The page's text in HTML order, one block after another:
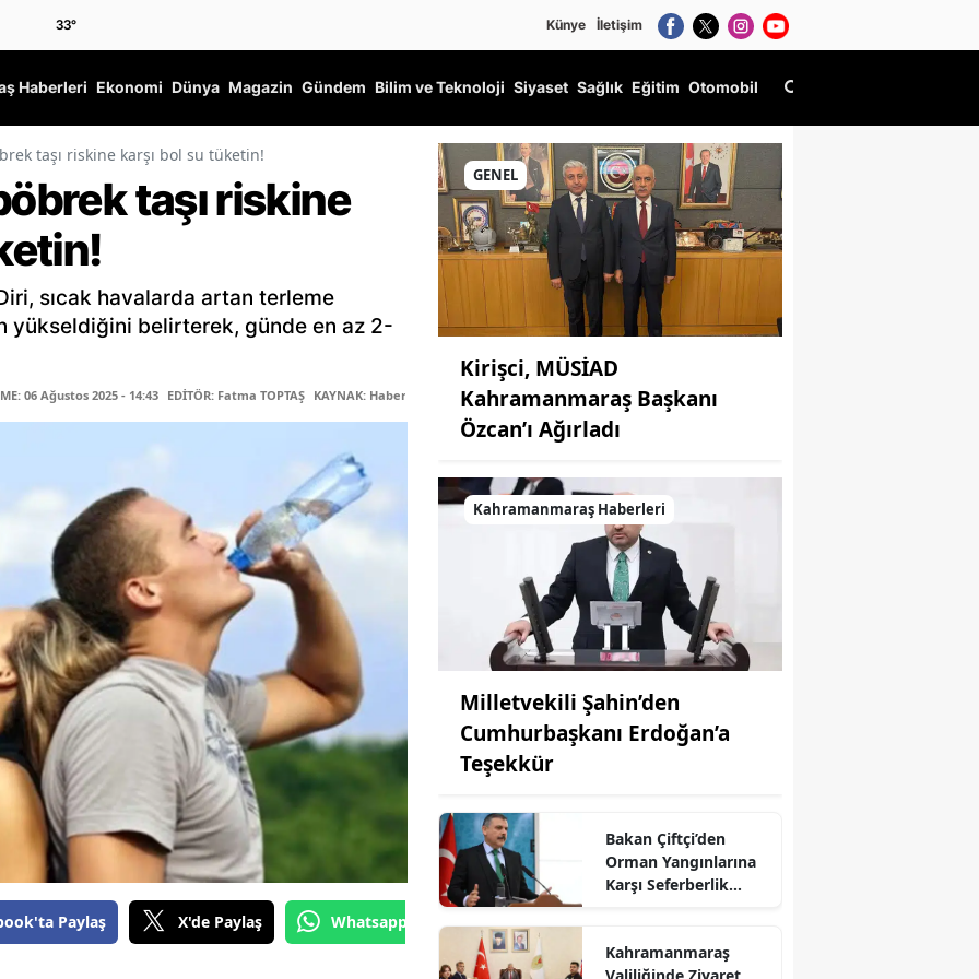
33° Künye İletişim
Haberleri Ekonomi Dünya Magazin Gündem Bilim ve Teknoloji Siyaset Sağlık Eğitim Otomobil
taşı riskine karşı bol su tüketin!
taşı riskine
sıcak havalarda artan terleme
yükseldiğini belirterek, günde en az 2-
06 Ağustos 2025 - 14:43 EDİTÖR: Fatma TOPTAŞ KAYNAK: Haber Merkezi
Paylaş X'de Paylaş Whatsapp'tan Gönder
GENEL
Kirişci, MÜSİAD
Kahramanmaraş Başkanı
Özcan’ı Ağırladı
Kahramanmaraş Haberleri
Milletvekili Şahin’den
Cumhurbaşkanı Erdoğan’a
Teşekkür
Bakan Çiftçi’den
Orman Yangınlarına
Karşı Seferberlik
Kahramanmaraş